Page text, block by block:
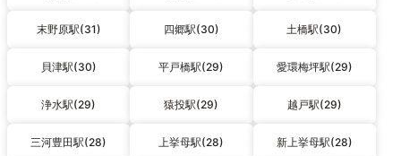
末野原駅(31) 四郷駅(30) 土橋駅(30)
貝津駅(30) 平戸橋駅(29) 愛環梅坪駅(29)
浄水駅(29) 猿投駅(29) 越戸駅(29)
三河豊田駅(28) 上挙母駅(28) 新上挙母駅(28)